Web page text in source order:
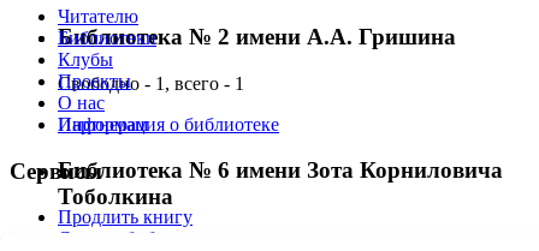
Библиотека № 2 имени А.А. Гришина
Свободно - 1, всего - 1
Информация о библиотеке
Библиотека № 6 имени Зота Корниловича
Тоболкина
Читателю
Библиотеки
Клубы
Проекты
О нас
Партнерам
Сервисы
Продлить книгу
Спроси библиотекаря